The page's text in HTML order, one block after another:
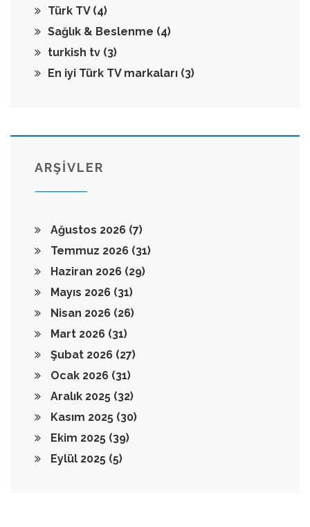
Türk TV (4)
Sağlık & Beslenme (4)
turkish tv (3)
En iyi Türk TV markaları (3)
ARŞİVLER
Ağustos 2026 (7)
Temmuz 2026 (31)
Haziran 2026 (29)
Mayıs 2026 (31)
Nisan 2026 (26)
Mart 2026 (31)
Şubat 2026 (27)
Ocak 2026 (31)
Aralık 2025 (32)
Kasım 2025 (30)
Ekim 2025 (39)
Eylül 2025 (5)